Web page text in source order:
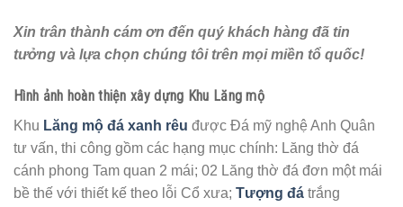
Xin trân thành cám ơn đến quý khách hàng đã tin
tưởng và lựa chọn chúng tôi trên mọi miền tổ quốc!
Hình ảnh hoàn thiện xây dựng Khu Lăng mộ
Khu Lăng mộ đá xanh rêu được Đá mỹ nghệ Anh Quân
tư vấn, thi công gồm các hạng mục chính: Lăng thờ đá
cánh phong Tam quan 2 mái; 02 Lăng thờ đá đơn một mái
bề thế với thiết kế theo lỗi Cổ xưa; Tượng đá trắng